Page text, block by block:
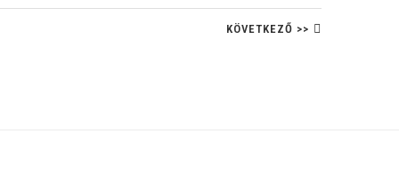
KÖVETKEZŐ >>